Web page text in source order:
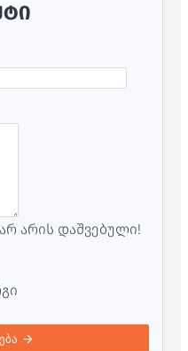
არ არის დაშვებული!